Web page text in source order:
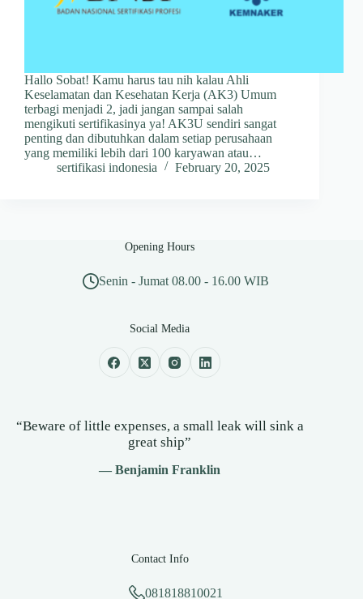
Hallo Sobat! Kamu harus tau nih kalau Ahli
Keselamatan dan Kesehatan Kerja (AK3) Umum
terbagi menjadi 2, jadi jangan sampai salah
mengikuti sertifikasinya ya! AK3U sendiri sangat
penting dan dibutuhkan dalam setiap perusahaan
yang memiliki lebih dari 100 karyawan atau…
sertifikasi indonesia
February 20, 2025
Opening Hours
Senin - Jumat 08.00 - 16.00 WIB
Social Media
“Beware of little expenses, a small leak will sink a
great ship”
— Benjamin Franklin
Contact Info
081818810021